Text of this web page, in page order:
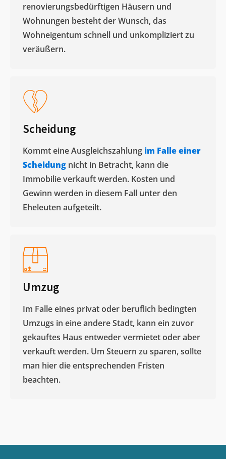
renovierungsbedürftigen Häusern und
Wohnungen besteht der Wunsch, das
Wohneigentum schnell und unkompliziert zu
veräußern. ​
Scheidung
Kommt eine Ausgleichszahlung im Falle einer
Scheidung nicht in Betracht, kann die
Immobilie verkauft werden. Kosten und
Gewinn werden in diesem Fall unter den
Eheleuten aufgeteilt.​
Umzug
Im Falle eines privat oder beruflich bedingten
Umzugs in eine andere Stadt, kann ein zuvor
gekauftes Haus entweder vermietet oder aber
verkauft werden. Um Steuern zu sparen, sollte
man hier die entsprechenden Fristen
beachten.